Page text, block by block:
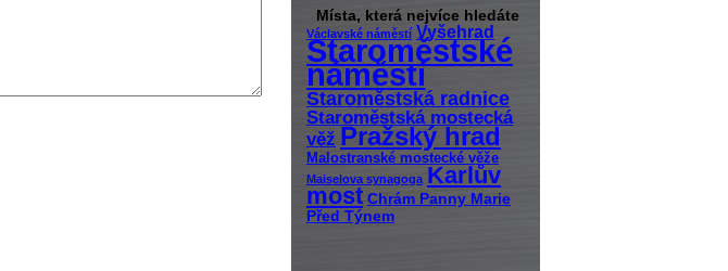
Místa, která nejvíce hledáte
Václavské náměstí Vyšehrad
Staroměstské
náměstí
Staroměstská radnice
Staroměstská mostecká
věž Pražský hrad
Malostranské mostecké věže
Maiselova synagoga Karlův
most Chrám Panny Marie
Před Týnem